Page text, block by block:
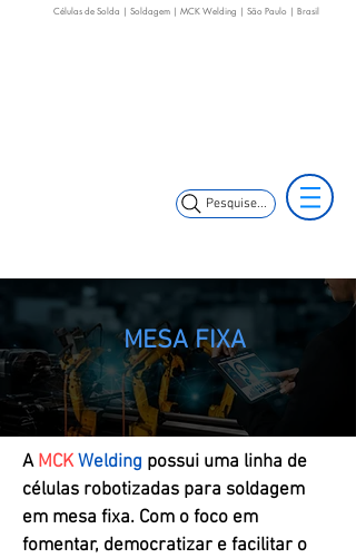
Pesquise...
Células de Solda | Soldagem | MCK Welding | São Paulo | Brasil
MESA FIXA
A MCKWelding possui uma linha de
células robotizadas para soldagem
em mesa fixa. Com o foco em
fomentar, democratizar e facilitar o